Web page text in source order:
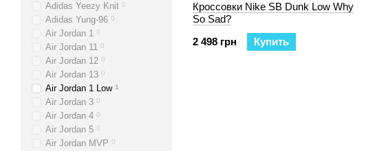
Кроссовки Nike SB Dunk Low Why
So Sad?
2 498 грн
Купить
Adidas Yeezy Knit 0
Adidas Yung-96 0
Air Jordan 1 0
Air Jordan 11 0
Air Jordan 12 0
Air Jordan 13 0
Air Jordan 1 Low 1
Air Jordan 3 0
Air Jordan 4 0
Air Jordan 5 0
Air Jordan MVP 0